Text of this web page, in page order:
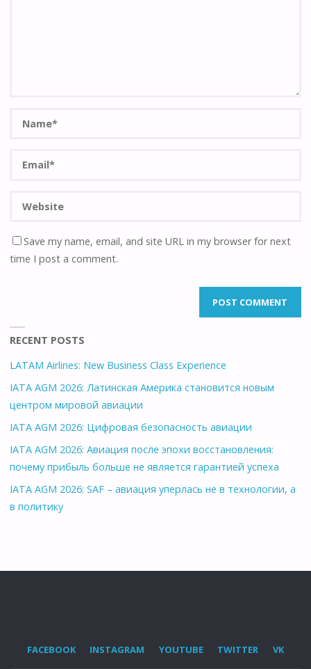
Save my name, email, and site URL in my browser for next
time I post a comment.
RECENT POSTS
LATAM Airlines: New Business Class Experience
IATA AGM 2026: Латинская Америка становится новым
центром мировой авиации
IATA AGM 2026: Цифровая безопасность авиации
IATA AGM 2026: Авиация после эпохи восстановления:
почему прибыль больше не является гарантией успеха
IATA AGM 2026: SAF – авиация уперлась не в технологии, а
в политику
FACEBOOK INSTAGRAM YOUTUBE TWITTER VK